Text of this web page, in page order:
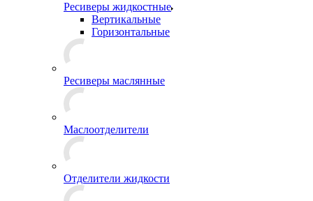
Ресиверы жидкостные
Вертикальные
Горизонтальные
Ресиверы маслянные
Маслоотделители
Отделители жидкости